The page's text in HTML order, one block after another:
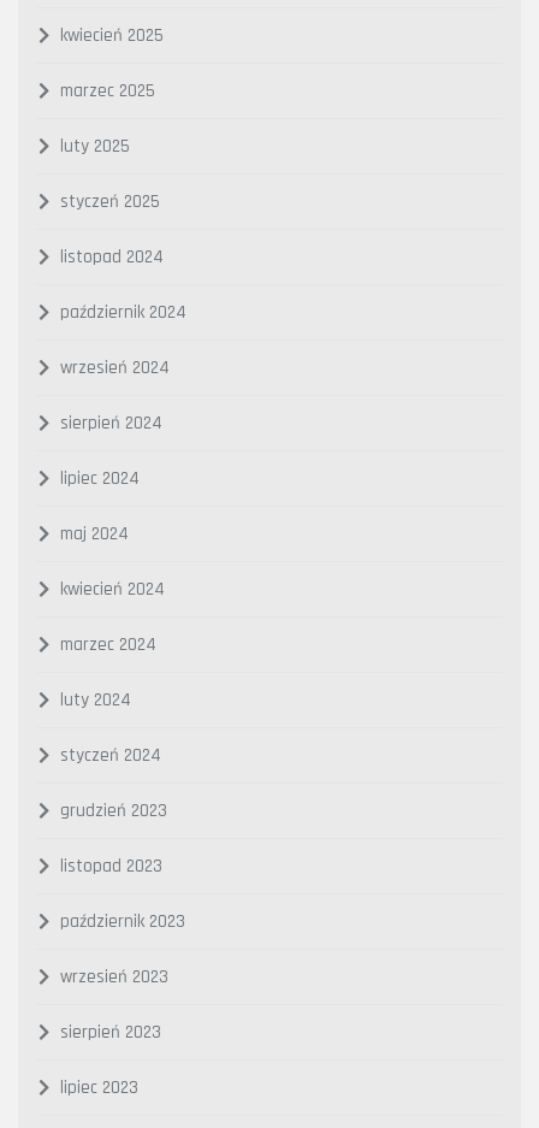
kwiecień 2025
marzec 2025
luty 2025
styczeń 2025
listopad 2024
październik 2024
wrzesień 2024
sierpień 2024
lipiec 2024
maj 2024
kwiecień 2024
marzec 2024
luty 2024
styczeń 2024
grudzień 2023
listopad 2023
październik 2023
wrzesień 2023
sierpień 2023
lipiec 2023